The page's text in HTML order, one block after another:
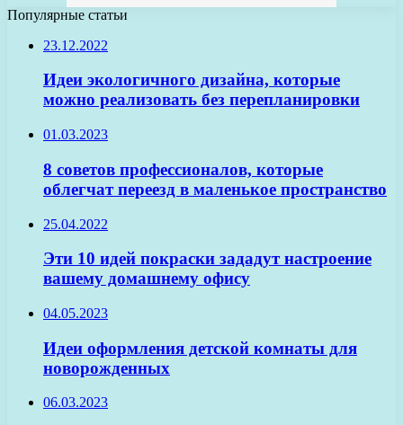
Популярные статьи
23.12.2022
Идеи экологичного дизайна, которые
можно реализовать без перепланировки
01.03.2023
8 советов профессионалов, которые
облегчат переезд в маленькое пространство
25.04.2022
Эти 10 идей покраски зададут настроение
вашему домашнему офису
04.05.2023
Идеи оформления детской комнаты для
новорожденных
06.03.2023